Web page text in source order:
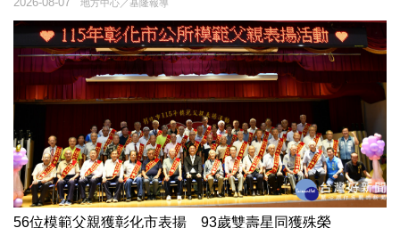
地方中心／基隆報導
56位模範父親獲彰化市表揚 93歲雙壽星同獲殊榮